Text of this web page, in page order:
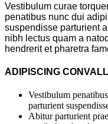
Vestibulum curae
penatibus nunc dui
suspendisse parturient
nibh lectus quam a
hendrerit et pharetra
ADIPISCING
Vestibulum
parturient
Abitur parturient